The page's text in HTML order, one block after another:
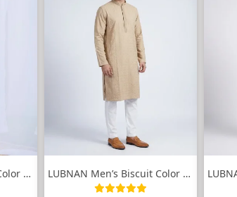
LUBNAN Men’s Purple Color Slim Fit Premi... LUBNAN Men’s Biscuit Color Regular Fit P...